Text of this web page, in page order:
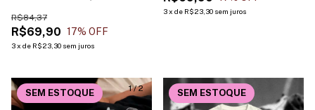
R$69,90
R$84,37
17% OFF
3x de R$23,30 sem juros
3x de R$23,30 sem juros
1/2
SEM ESTOQUE SEM ESTOQUE